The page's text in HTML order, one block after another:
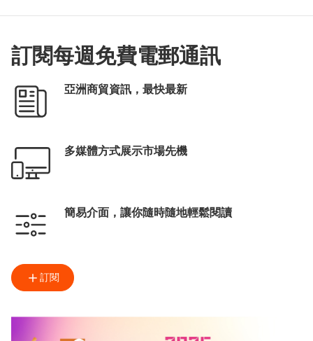
訂閱每週免費電郵通訊
亞洲商貿資訊，最快最新
多媒體方式展示市場先機
簡易介面，讓你隨時隨地輕鬆閱讀
訂閱